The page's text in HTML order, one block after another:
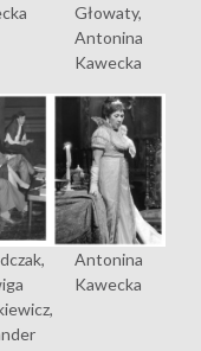
Głowaty,
Antonina
Kawecka
Antonina
Kawecka